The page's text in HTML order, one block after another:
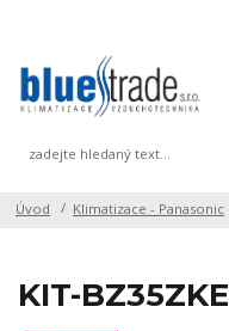
Úvod Klimatizace - Panasonic
KIT-BZ35ZKE